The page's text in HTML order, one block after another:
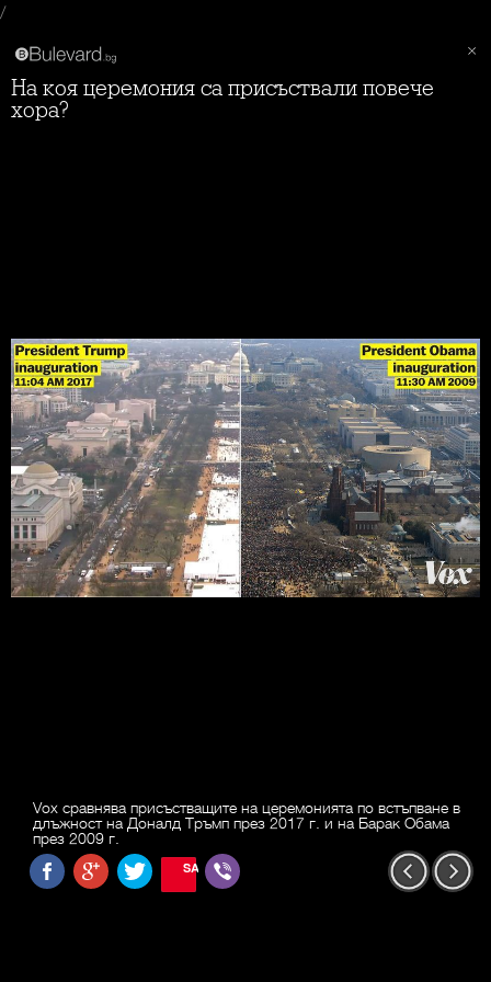
/
На коя церемония са присъствали повече
хора?
Vox сравнява присъстващите на церемонията по встъпване в
длъжност на Доналд Тръмп през 2017 г. и на Барак Обама
през 2009 г.
SAVE